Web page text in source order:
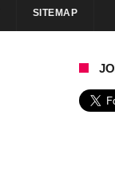
SITEMAP